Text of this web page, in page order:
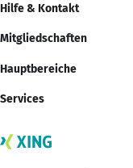
Hilfe & Kontakt
Mitgliedschaften
Hauptbereiche
Services